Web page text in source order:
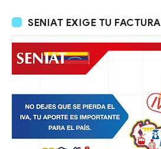
SENIAT EXIGE TU FACTURA